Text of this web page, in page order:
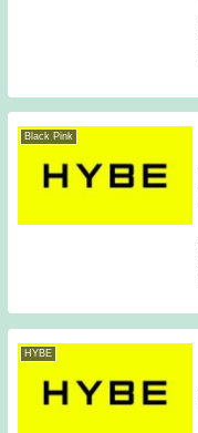
Black Pink
HYBE